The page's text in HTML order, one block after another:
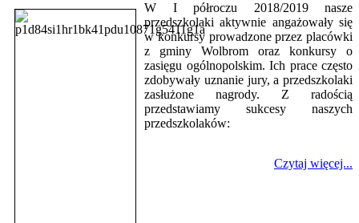
W I półroczu 2018/2019 nasze
przedszkolaki aktywnie angażowały się
w konkursy prowadzone przez placówki
z gminy Wolbrom oraz konkursy o
zasięgu ogólnopolskim. Ich prace często
zdobywały uznanie jury, a przedszkolaki
zasłużone nagrody. Z radością
przedstawiamy sukcesy naszych
przedszkolaków:
Czytaj więcej...